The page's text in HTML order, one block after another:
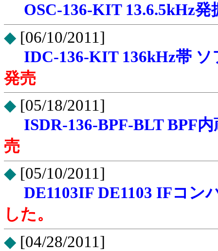
OSC-136-KIT 13.6.5kHz
◆ [06/10/2011]
IDC-136-KIT 136kHz帯
発売
◆ [05/18/2011]
ISDR-136-BPF-BLT BPF
売
◆ [05/10/2011]
DE1103IF DE1103 IFコ
した。
◆ [04/28/2011]